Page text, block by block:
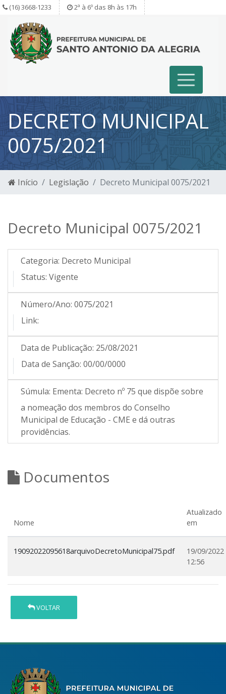
(16) 3668-1233 2ª à 6º das 8h às 17h
DECRETO MUNICIPAL
0075/2021
Início Legislação Decreto Municipal 0075/2021
Decreto Municipal 0075/2021
Categoria: Decreto Municipal
Status: Vigente
Número/Ano: 0075/2021
Link:
Data de Publicação: 25/08/2021
Data de Sanção: 00/00/0000
Súmula: Ementa: Decreto nº 75 que dispõe sobre
a nomeação dos membros do Conselho
Municipal de Educação - CME e dá outras
providências.
Documentos
Nome
Atualizado
em
19092022095618arquivoDecretoMunicipal75.pdf
19/09/2022
12:56
VOLTAR